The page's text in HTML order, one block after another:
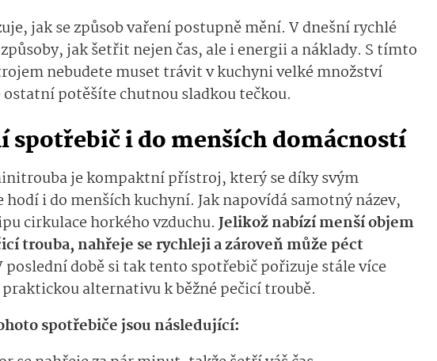
jak se způsob vaření postupně mění. V dnešní rychlé
jak šetřit nejen čas, ale i energii a náklady. S tímto
nebudete muset trávit v kuchyni velké množství
ostatní potěšíte chutnou sladkou tečkou.
spotřebič i do menších domácností
je kompaktní přístroj, který se díky svým
i do menších kuchyní. Jak napovídá samotný název,
cirkulace horkého vzduchu.Jelikož nabízí menší objem
trouba, nahřeje se rychleji a zároveň může péct
poslední době si tak tento spotřebič pořizuje stále více
alternativu k běžné pečicí troubě.
spotřebiče jsou následující: